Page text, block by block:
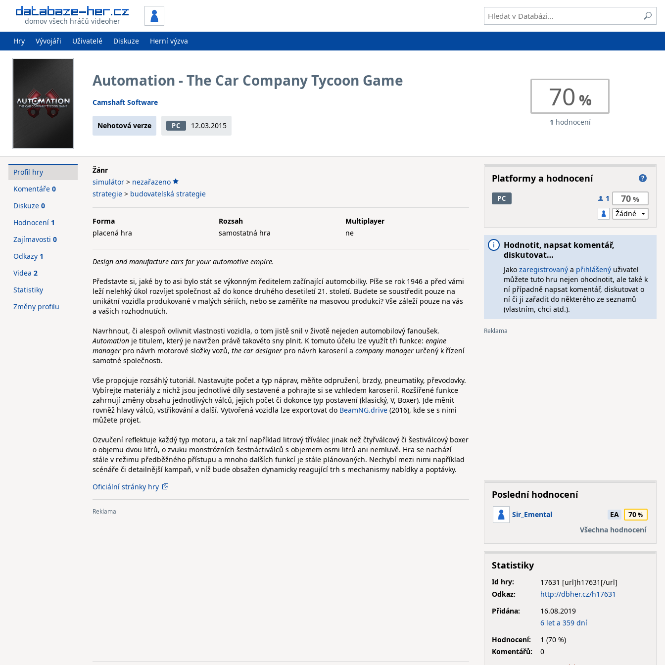
domov všech hráčů videoher
Hry Vývojáři Uživatelé Diskuze Herní výzva
Automation - The Car Company Tycoon Game
Camshaft Software
Nehotová verze PC 12.03.2015
70
1 hodnocení
Žánr
simulátor > nezařazeno
strategie > budovatelská strategie
Forma
placená hra
Rozsah
samostatná hra
Multiplayer
ne
Design and manufacture cars for your automotive empire.
Představte si, jaké by to asi bylo stát se výkonným ředitelem začínající automobilky. Píše se rok 1946 a před vámi
leží nelehký úkol rozvíjet společnost až do konce druhého desetiletí 21. století. Budete se soustředit pouze na
unikátní vozidla produkované v malých sériích, nebo se zaměříte na masovou produkci? Vše záleží pouze na vás
a vašich rozhodnutích.
Navrhnout, či alespoň ovlivnit vlastnosti vozidla, o tom jistě snil v životě nejeden automobilový fanoušek.
Automation je titulem, který je navržen právě takovéto sny plnit. K tomuto účelu lze využít tři funkce: engine
manager pro návrh motorové složky vozů, the car designer pro návrh karoserií a company manager určený k řízení
samotné společnosti.
Vše propojuje rozsáhlý tutoriál. Nastavujte počet a typ náprav, měňte odpružení, brzdy, pneumatiky, převodovky.
Vybírejte materiály z nichž jsou jednotlivé díly sestavené a pohrajte si se vzhledem karoserií. Rozšířené funkce
zahrnují změny obsahu jednotlivých válců, jejich počet či dokonce typ postavení (klasický, V, Boxer). Jde měnit
rovněž hlavy válců, vstřikování a další. Vytvořená vozidla lze exportovat do BeamNG.drive (2016), kde se s nimi
můžete projet.
Ozvučení reflektuje každý typ motoru, a tak zní například litrový tříválec jinak než čtyřválcový či šestiválcový boxer
o objemu dvou litrů, o zvuku monstrózních šestnáctiválců s objemem osmi litrů ani nemluvě. Hra se nachází
stále v režimu předběžného přístupu a mnoho dalších funkcí je stále plánovaných. Nechybí mezi nimi například
scénáře či detailnější kampaň, v níž bude obsažen dynamicky reagující trh s mechanismy nabídky a poptávky.
Oficiální stránky hry
Profil hry
Komentáře 0
Diskuze 0
Hodnocení 1
Zajímavosti 0
Odkazy 1
Videa 2
Statistiky
Změny profilu
Platformy a hodnocení
PC 1 70
Hodnotit, napsat komentář,
diskutovat…
Jako zaregistrovanýa přihlášenýuživatel
můžete tuto hru nejen ohodnotit, ale také k
ní případně napsat komentář, diskutovat o
ní či ji zařadit do některého ze seznamů
(vlastním, chci atd.).
Poslední hodnocení
Sir_Emental EA
70
Všechna hodnocení
Statistiky
Id hry:
17631
Odkaz:
http://dbher.cz/h17631
Přidána:
16.08.2019
6 let a 359 dní
Hodnocení:
1 (70 %)
Komentářů:
0